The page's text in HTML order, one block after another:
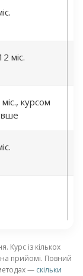
міс.
курсом
Курс із кількох
на прийомі. Повний
— скільки